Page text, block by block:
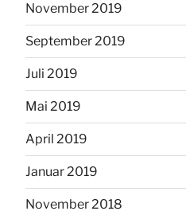
November 2019
September 2019
Juli 2019
Mai 2019
April 2019
Januar 2019
November 2018